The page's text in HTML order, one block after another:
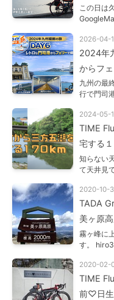
この日は
2026-04-
2024年
からフ
九州の最
行で門司
2024-05-
TIME
宅する
知らない
て天井見
2020-10-
TADA
美ヶ原高
霧ヶ峰に
す。
2020-02-
TIME
前♡日生